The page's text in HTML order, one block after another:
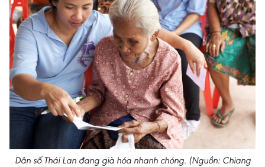
Dân số Thái Lan đang già hóa nhanh chóng. (Nguồn: Chiang